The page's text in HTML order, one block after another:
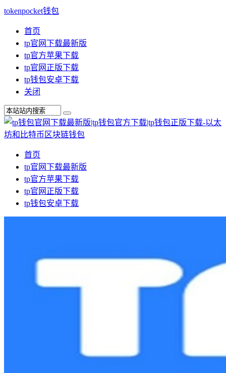
tokenpocket钱包
首页
tp官网下载最新版
tp官方苹果下载
tp官网正版下载
tp钱包安卓下载
关闭
首页
tp官网下载最新版
tp官方苹果下载
tp官网正版下载
tp钱包安卓下载